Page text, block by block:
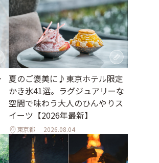
夏のご褒美に♪東京ホテル限定
かき氷41選。ラグジュアリーな
空間で味わう大人のひんやりス
イーツ【2026年最新】
東京都 2026.08.04